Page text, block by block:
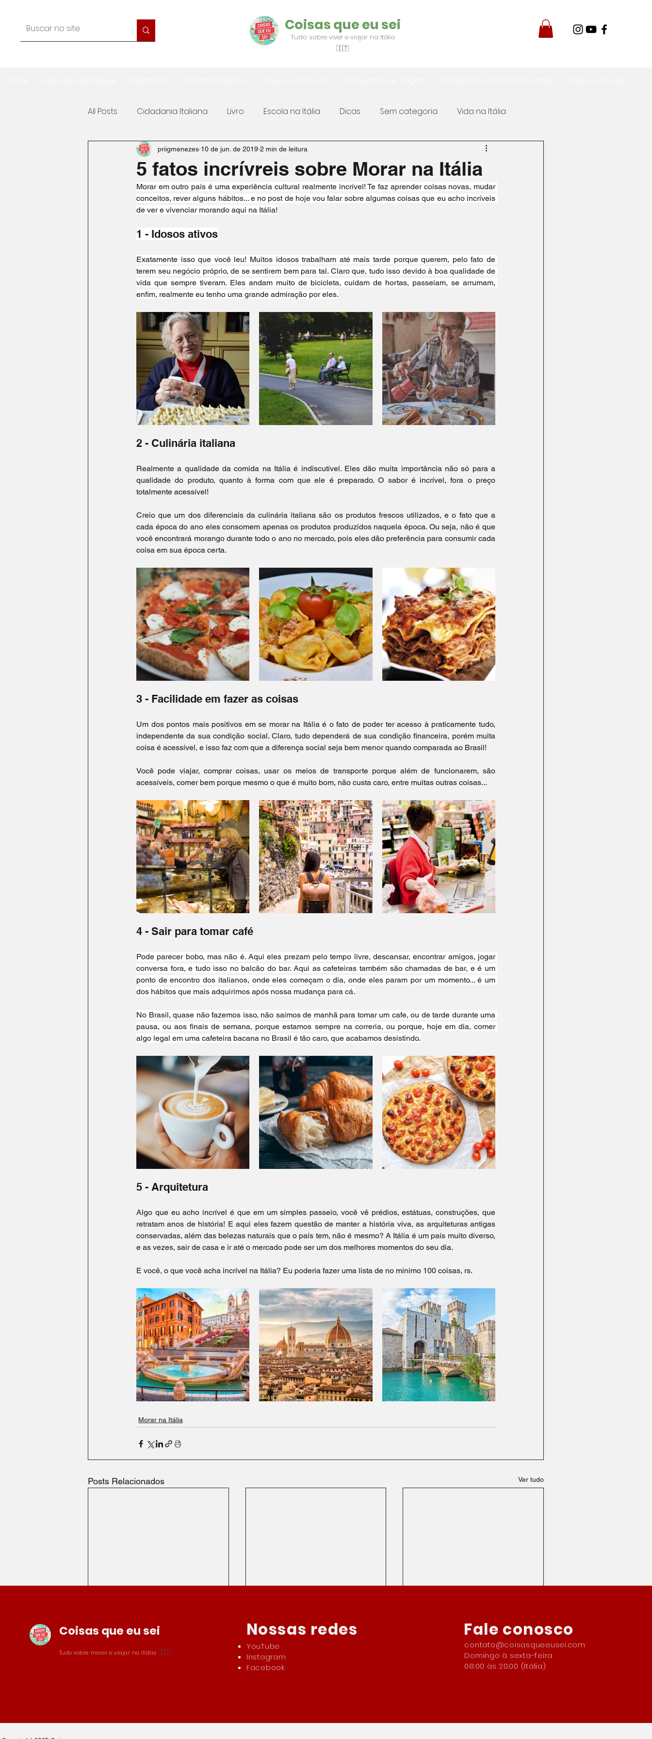
Coisas que eu sei
Tudo sobre viver e viajar na Itália
🇮🇹
All Posts Cidadania Italiana Livro Escola na Itália Dicas Sem categoria Vida na Itália
Gastronomia Viagem Fotografia Latest News
Trabalho na Itália Morar na Itália Dicas úteis Vistos para a Itália Viagem pela Itália
Turismo na Itália Idioma
5 fatos incrívreis sobre Morar na Itália
priigmenezes 10 de jun. de 2019 2 min de leitura
Morar em outro país é uma experiência cultural realmente incrível! Te faz aprender coisas novas, mudar
conceitos, rever alguns hábitos... e no post de hoje vou falar sobre algumas coisas que eu acho incríveis
de ver e vivenciar morando aqui na Itália!
1 - Idosos ativos
Exatamente isso que você leu! Muitos idosos trabalham até mais tarde porque querem, pelo fato de
terem seu negócio próprio, de se sentirem bem para tal. Claro que, tudo isso devido à boa qualidade de
vida que sempre tiveram. Eles andam muito de bicicleta, cuidam de hortas, passeiam, se arrumam,
enfim, realmente eu tenho uma grande admiração por eles.
2 - Culinária italiana
Realmente a qualidade da comida na Itália é indiscutível. Eles dão muita importância não só para a
qualidade do produto, quanto à forma com que ele é preparado. O sabor é incrível, fora o preço
totalmente acessível!
Creio que um dos diferenciais da culinária italiana são os produtos frescos utilizados, e o fato que a
cada época do ano eles consomem apenas os produtos produzidos naquela época. Ou seja, não é que
você encontrará morango durante todo o ano no mercado, pois eles dão preferência para consumir cada
coisa em sua época certa.
3 - Facilidade em fazer as coisas
Um dos pontos mais positivos em se morar na Itália é o fato de poder ter acesso à praticamente tudo,
independente da sua condição social. Claro, tudo dependerá de sua condição financeira, porém muita
coisa é acessível, e isso faz com que a diferença social seja bem menor quando comparada ao Brasil!
Você pode viajar, comprar coisas, usar os meios de transporte porque além de funcionarem, são
acessíveis, comer bem porque mesmo o que é muito bom, não custa caro, entre muitas outras coisas...
4 - Sair para tomar café
Pode parecer bobo, mas não é. Aqui eles prezam pelo tempo livre, descansar, encontrar amigos, jogar
conversa fora, e tudo isso no balcão do bar. Aqui as cafeteiras também são chamadas de bar, e é um
ponto de encontro dos italianos, onde eles começam o dia, onde eles param por um momento... é um
dos hábitos que mais adquirimos após nossa mudança para cá.
No Brasil, quase não fazemos isso, não saímos de manhã para tomar um cafe, ou de tarde durante uma
pausa, ou aos finais de semana, porque estamos sempre na correria, ou porque, hoje em dia, comer
algo legal em uma cafeteira bacana no Brasil é tão caro, que acabamos desistindo.
5 - Arquitetura
Algo que eu acho incrível é que em um simples passeio, você vê prédios, estátuas, construções, que
retratam anos de história! E aqui eles fazem questão de manter a história viva, as arquiteturas antigas
conservadas, além das belezas naturais que o país tem, não é mesmo? A Itália é um país muito diverso,
e as vezes, sair de casa e ir até o mercado pode ser um dos melhores momentos do seu dia.
E você, o que você acha incrível na Itália? Eu poderia fazer uma lista de no mínimo 100 coisas, rs.
Morar na Itália
Posts Relacionados Ver tudo
ingredientes agora custam
muda para o brasileiro que
paga €15 mil (75 mil reais)
Comentários
Coisas que eu sei
Tudo sobre morar e viajar na Itália🇮🇹
Nossas redes
YouTube
Instagram
Facebook
Fale conosco
contato@coisasqueeusei.com
Domingo à sexta-feira
08:00 às 20:00 (Itália)